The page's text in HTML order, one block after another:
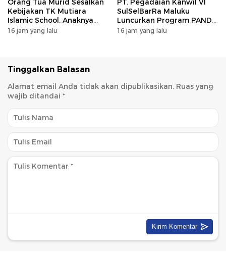
Orang Tua Murid Sesalkan
Kebijakan TK Mutiara
Islamic School, Anaknya
Dikeluarkan Usai Insiden
16 jam yang lalu
PT. Pegadaian Kanwil VI
SulSelBarRa Maluku
Luncurkan Program PANDE
EMAS untuk Perkuat
16 jam yang lalu
Tinggalkan Balasan
Alamat email Anda tidak akan dipublikasikan. Ruas yang
wajib ditandai *